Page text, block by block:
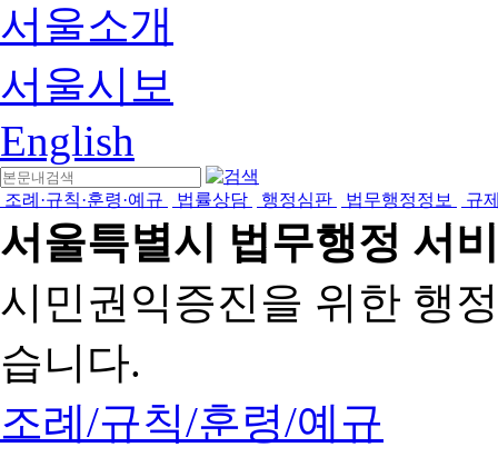
서울소개
서울시보
English
조례·규칙·훈령·예규 법률상담 행정심판 법무행정정보 규
서울특별시 법무행정 서
시민권익증진을 위한 행
습니다.
조례/규칙/훈령/예규